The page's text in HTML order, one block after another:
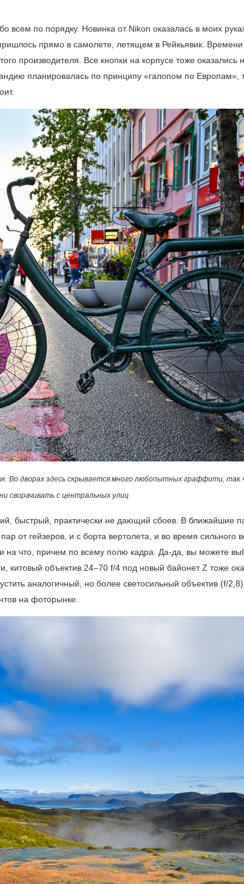
всем по порядку. Новинка от Nikon оказалась в моих
прямо в самолете, летящем в Рейкьявик.
производителя. Все кнопки на корпусе тоже оказались
планировалась по принципу «галопом по Европам»,
Во дворах здесь скрывается много любопытных граффити, так
сворачивать с центральных улиц
быстрый, практически не дающий сбоев. В ближайшие
от гейзеров, и с борта вертолета, и во время сильного
что, причем по всему полю кадра. Да-да, вы можете
китовый объектив 24–70 f/4 под новый байонет Z тоже
аналогичный, но более светосильный объектив (f/2,8),
на фоторынке.